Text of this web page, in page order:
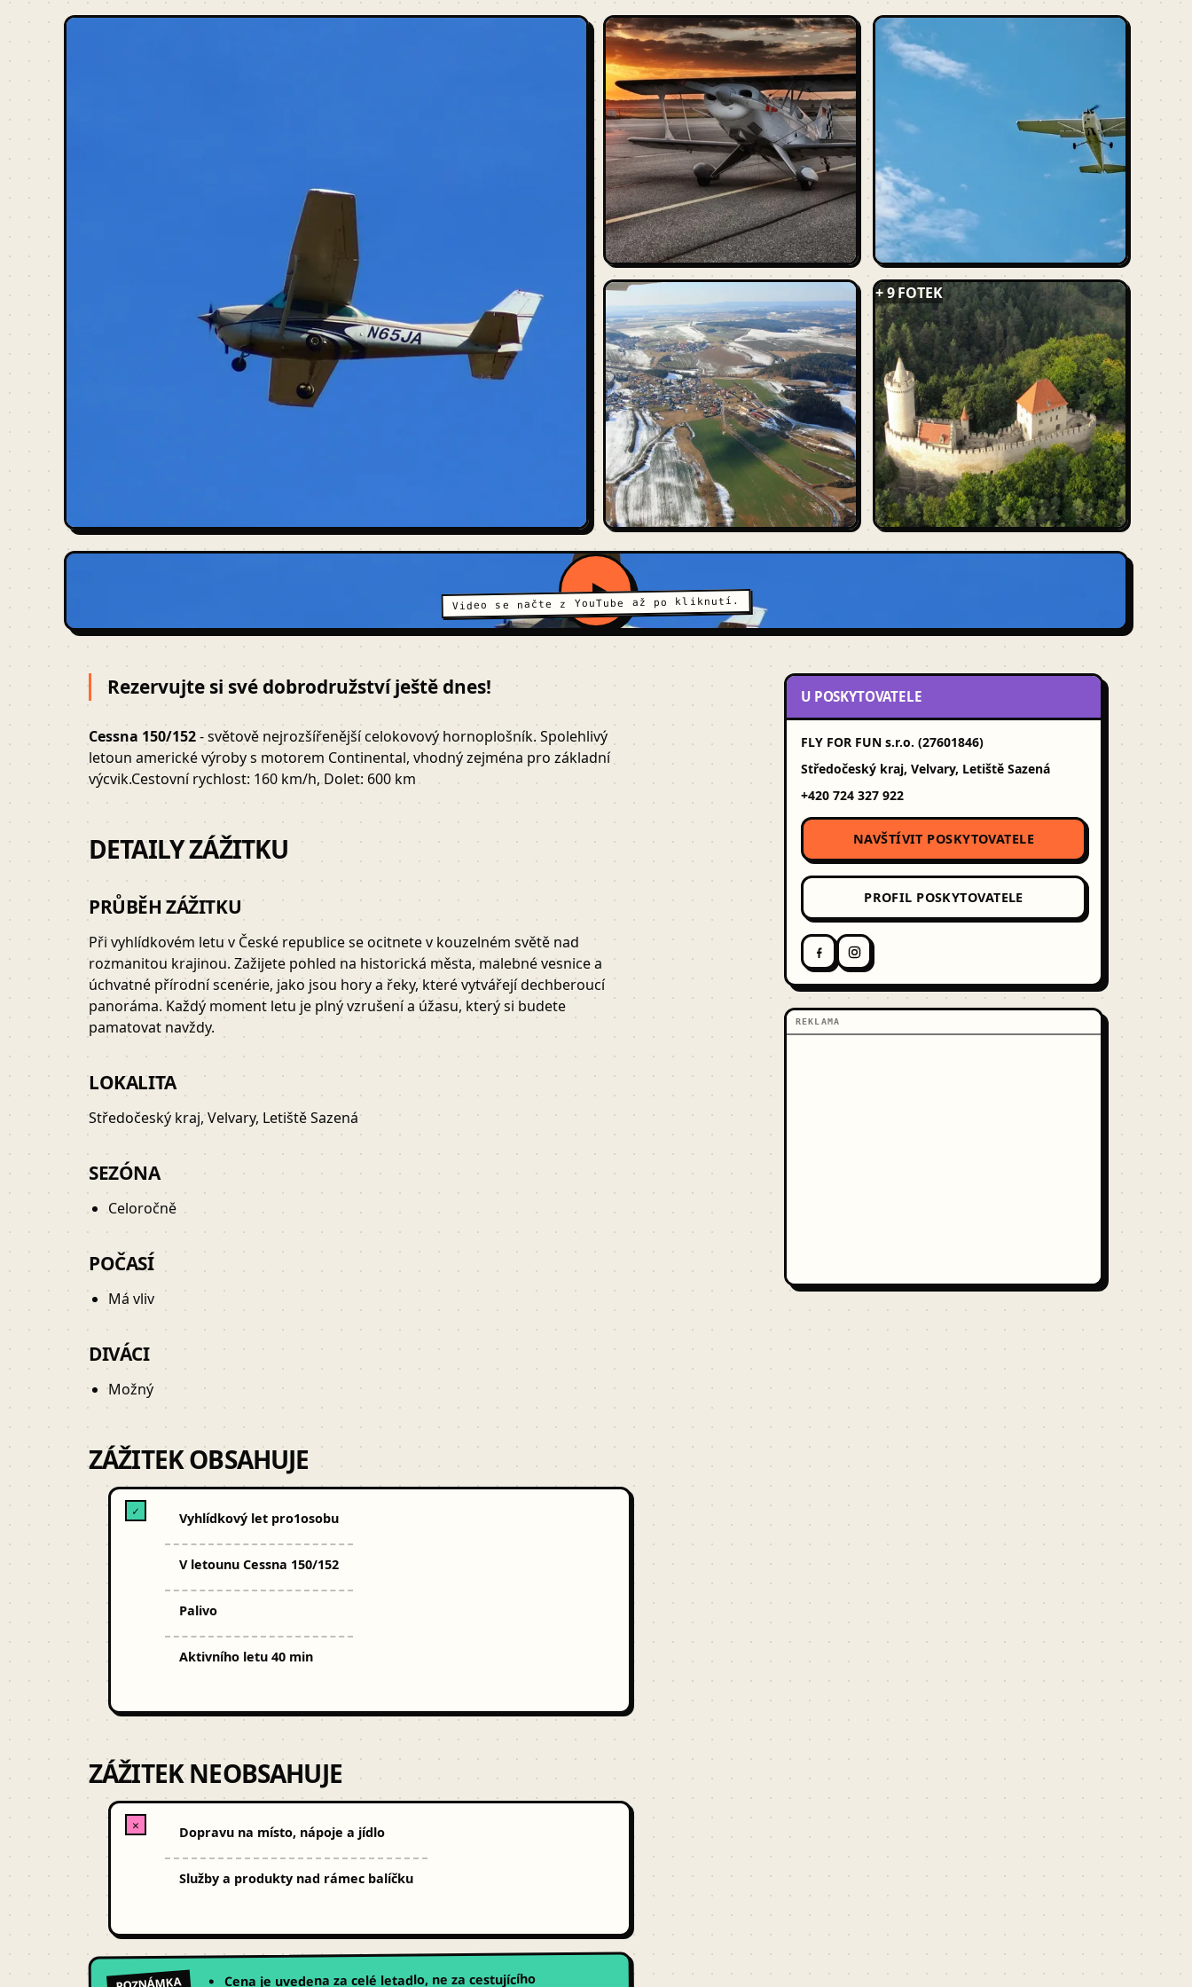
+ 9 FOTEK
Video se načte z YouTube až po kliknutí.
Rezervujte si své dobrodružství ještě dnes!
Cessna 150/152- světově nejrozšířenější celokovový hornoplošník. Spolehlivý
letoun americké výroby s motorem Continental, vhodný zejména pro základní
výcvik.Cestovní rychlost: 160 km/h, Dolet: 600 km
DETAILY ZÁŽITKU
PRŮBĚH ZÁŽITKU
Při vyhlídkovém letu v České republice se ocitnete v kouzelném světě nad
rozmanitou krajinou. Zažijete pohled na historická města, malebné vesnice a
úchvatné přírodní scenérie, jako jsou hory a řeky, které vytvářejí dechberoucí
panoráma. Každý moment letu je plný vzrušení a úžasu, který si budete
pamatovat navždy.
LOKALITA
Středočeský kraj, Velvary, Letiště Sazená
SEZÓNA
Celoročně
POČASÍ
Má vliv
DIVÁCI
Možný
ZÁŽITEK OBSAHUJE
✓ Vyhlídkový let pro1osobu
V letounu Cessna 150/152
Palivo
Aktivního letu 40 min
ZÁŽITEK NEOBSAHUJE
✕ Dopravu na místo, nápoje a jídlo
Služby a produkty nad rámec balíčku
Cena je uvedena za celé letadlo, ne za cestujícího
U POSKYTOVATELE
FLY FOR FUN s.r.o. (27601846)
Středočeský kraj, Velvary, Letiště Sazená
+420 724 327 922
NAVŠTÍVIT POSKYTOVATELE
PROFIL POSKYTOVATELE
REKLAMA